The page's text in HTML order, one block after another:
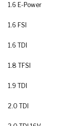
1.6 E-Power
1.6 FSI
1.6 TDI
1.8 TFSI
1.9 TDI
2.0 TDI